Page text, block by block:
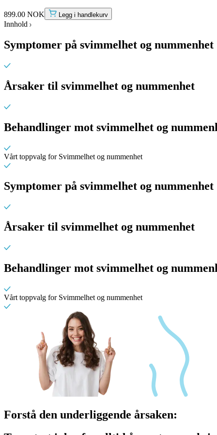
899.00 NOK Legg i handlekurv
Innhold
Symptomer på svimmelhet og nummenhet
Årsaker til svimmelhet og nummenhet
Behandlinger mot svimmelhet og
Vårt toppvalg for Svimmelhet og nummenhet
Symptomer på svimmelhet og nummenhet
Årsaker til svimmelhet og nummenhet
Behandlinger mot svimmelhet og
Vårt toppvalg for Svimmelhet og nummenhet
Forstå den underliggende årsaken: